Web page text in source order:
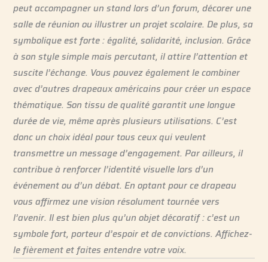
peut accompagner un stand lors d’un forum, décorer une
salle de réunion ou illustrer un projet scolaire. De plus, sa
symbolique est forte : égalité, solidarité, inclusion. Grâce
à son style simple mais percutant, il attire l’attention et
suscite l’échange. Vous pouvez également le combiner
avec d’autres drapeaux américains pour créer un espace
thématique. Son tissu de qualité garantit une longue
durée de vie, même après plusieurs utilisations. C’est
donc un choix idéal pour tous ceux qui veulent
transmettre un message d’engagement. Par ailleurs, il
contribue à renforcer l’identité visuelle lors d’un
événement ou d’un débat. En optant pour ce drapeau
vous affirmez une vision résolument tournée vers
l’avenir. Il est bien plus qu’un objet décoratif : c’est un
symbole fort, porteur d’espoir et de convictions. Affichez-
le fièrement et faites entendre votre voix.